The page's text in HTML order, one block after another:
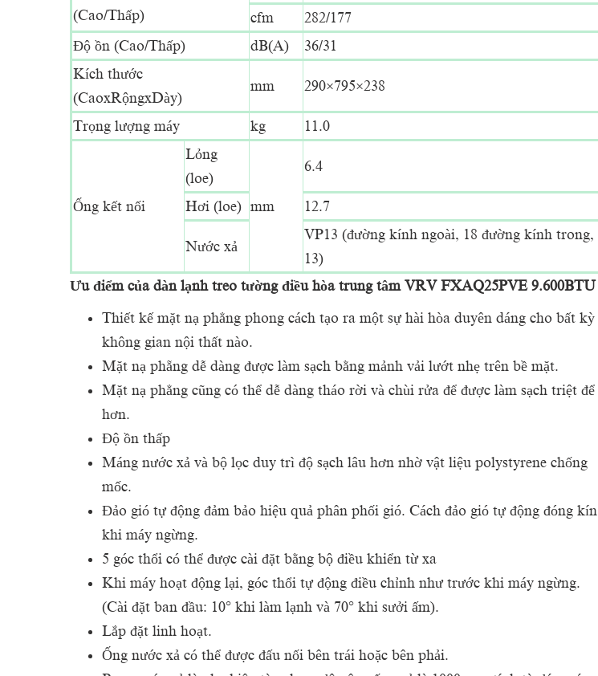
(Cao/Thấp)
cfm
282/177
Độ ồn (Cao/Thấp)
dB(A)
36/31
Kích thước
(CaoxRộngxDày)
mm 290×795×238
Trọng lượng máy kg 11.0
Ống kết nối
Lỏng
(loe)
mm
6.4
Hơi (loe) 12.7
Nước xả
VP13 (đường kính ngoài, 18 đường kính trong,
13)
Ưu điểm của dàn lạnh treo tường điều hòa trung tâm VRV FXAQ25PVE 9.600BTU
Thiết kế mặt nạ phẳng phong cách tạo ra một sự hài hòa duyên dáng cho bất kỳ
không gian nội thất nào.
Mặt nạ phẵng dễ dàng được làm sạch bằng mảnh vải lướt nhẹ trên bề mặt.
Mặt nạ phẳng cũng có thể dễ dàng tháo rời và chùi rửa để được làm sạch triệt để
hơn.
Độ ồn thấp
Máng nước xả và bộ lọc duy trì độ sạch lâu hơn nhờ vật liệu polystyrene chống
mốc.
Đảo gió tự động đảm bảo hiệu quả phân phối gió. Cách đảo gió tự động đóng kín
khi máy ngừng.
5 góc thổi có thể được cài đặt bằng bộ điều khiển từ xa
Khi máy hoạt động lại, góc thổi tự động điều chỉnh như trước khi máy ngừng.
(Cài đặt ban đầu: 10° khi làm lạnh và 70° khi sưởi ấm).
Lắp đặt linh hoạt.
Ống nước xả có thể được đấu nối bên trái hoặc bên phải.